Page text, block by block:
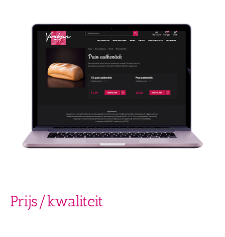
Prijs/kwaliteit